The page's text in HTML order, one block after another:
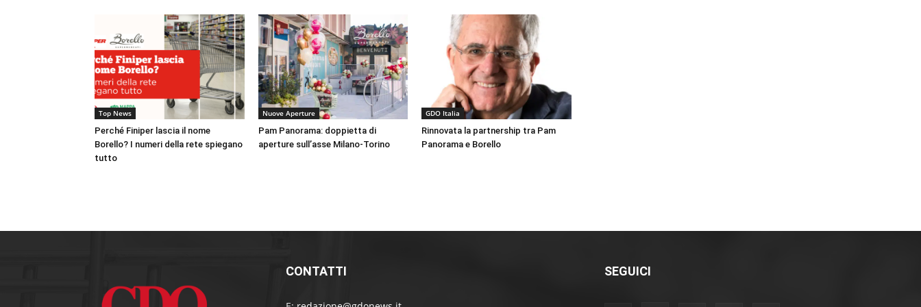
Top News
Perché Finiper lascia il nome
Borello? I numeri della rete spiegano
tutto
Nuove Aperture
Pam Panorama: doppietta di
aperture sull’asse Milano-Torino
GDO Italia
Rinnovata la partnership tra Pam
Panorama e Borello
CONTATTI SEGUICI